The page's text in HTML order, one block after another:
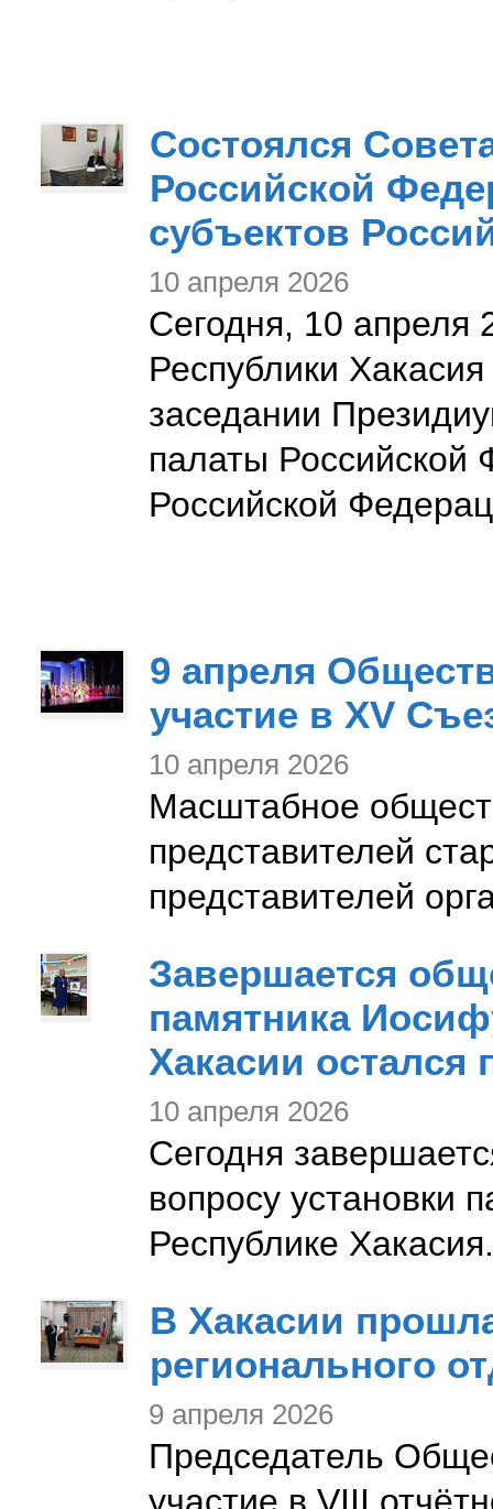
Состоялся
Российской
субъектов
10 апреля 2026
Сегодня, 10 апреля
Республики
заседании
палаты Российской
Российской
9 апреля
участие в XV
10 апреля 2026
Масштабное
представителей
представителей
Завершается
памятника
Хакасии остался
10 апреля 2026
Сегодня
вопросу установки
Республике Хакасия.
В Хакасии
регионального
9 апреля 2026
Председатель